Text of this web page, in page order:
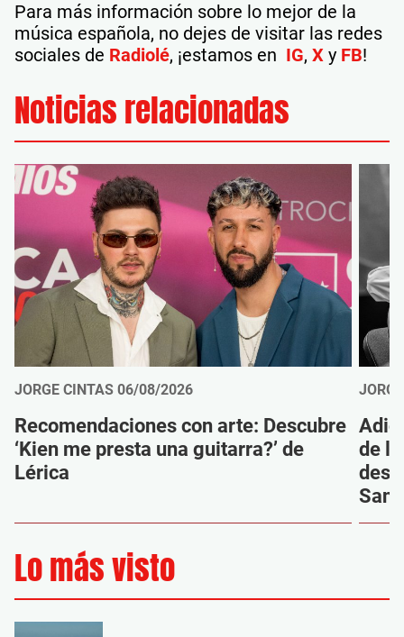
Para más información sobre lo mejor de la
música española, no dejes de visitar las redes
sociales de Radiolé, ¡estamos en IG, X y FB!
Noticias relacionadas
JORGE CINTAS 06/08/2026
Recomendaciones con arte: Descubre
‘Kien me presta una guitarra?’ de
Lérica
de
Sanz
Lo más visto